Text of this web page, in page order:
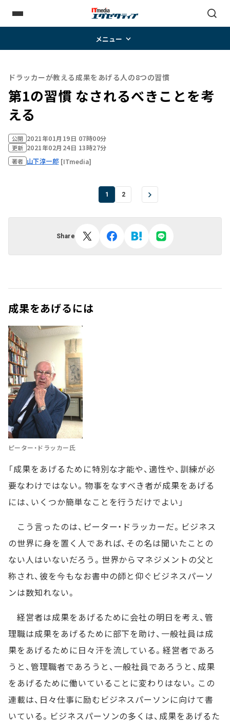
メニュー
ドラッカーが教える成果をあげる人の8つの習慣
第1の習慣 なされるべきことを考
える
公開 2021年01月19日 07時00分
更新 2021年02月24日 13時27分
著者 山下淳一郎 [ITmedia]
1 2
Share
成果をあげるには
ピーター・ドラッカー氏
「成果をあげるために特別な才能や、適性や、訓練が必
要なわけではない。物事をなすべき者が成果をあげる
には、いくつか簡単なことを行うだけでよい」
こう言ったのは、ピーター・ドラッカーだ。ビジネス
の世界に身を置く人であれば、その名は聞いたことの
ない人はいないだろう。世界からマネジメントの父と
称され、彼を今もなお書中の師と仰ぐビジネスパーソ
ンは数知れない。
経営者は成果をあげるために会社の明日を考え、管
理職は成果をあげるために部下を助け、一般社員は成
果をあげるために日々汗を流している。経営者であろ
うと、管理職者であろうと、一般社員であろうと、成果
をあげるために働いていることに変わりはない。この
連載は、日々仕事に励むビジネスパーソンに向けて書
いている。ビジネスパーソンの多くは、成果をあげるた